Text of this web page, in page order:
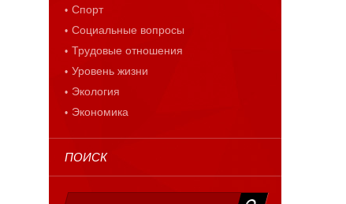
Спорт
Социальные вопросы
Трудовые отношения
Уровень жизни
Экология
Экономика
ПОИСК